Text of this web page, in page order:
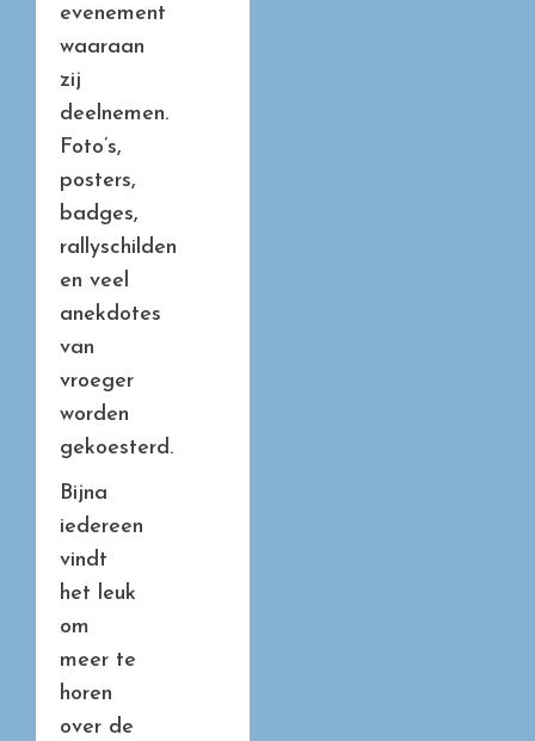
evenement
waaraan
zij
deelnemen.
Foto’s,
posters,
badges,
rallyschilden
en veel
anekdotes
van
vroeger
worden
gekoesterd.
Bijna
iedereen
vindt
het leuk
om
meer te
horen
over de